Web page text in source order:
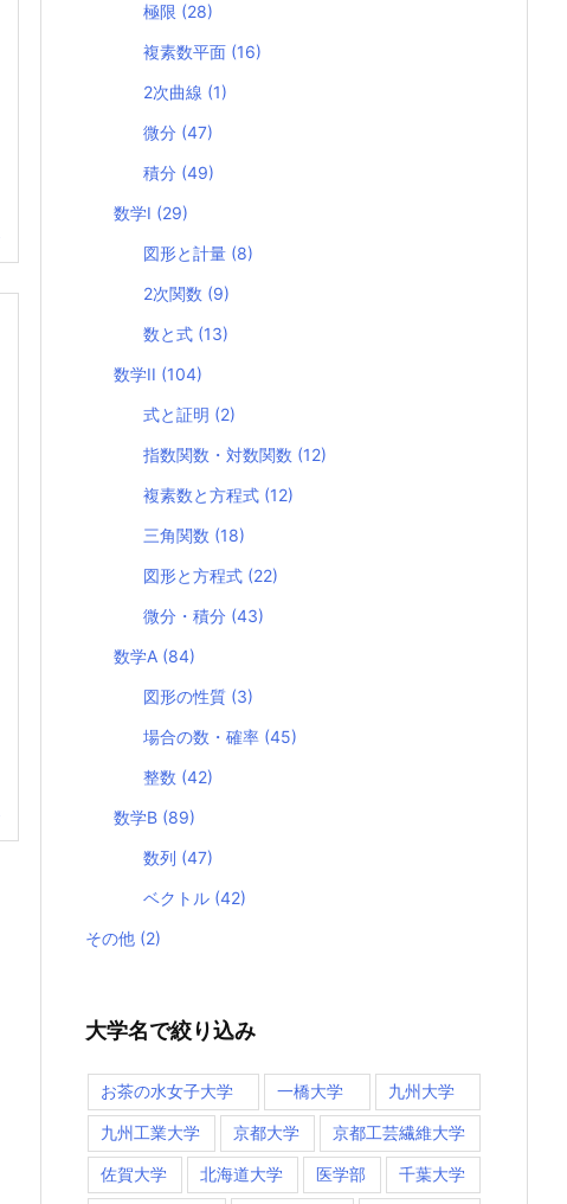
極限 (28)
複素数平面 (16)
2次曲線 (1)
微分 (47)
積分 (49)
数学I (29)
図形と計量 (8)
2次関数 (9)
数と式 (13)
数学II (104)
式と証明 (2)
指数関数・対数関数 (12)
複素数と方程式 (12)
三角関数 (18)
図形と方程式 (22)
微分・積分 (43)
数学A (84)
図形の性質 (3)
場合の数・確率 (45)
整数 (42)
数学B (89)
数列 (47)
ベクトル (42)
その他 (2)
大学名で絞り込み
お茶の水女子大学 一橋大学 九州大学
九州工業大学 京都大学 京都工芸繊維大学
佐賀大学 北海道大学 医学部 千葉大学